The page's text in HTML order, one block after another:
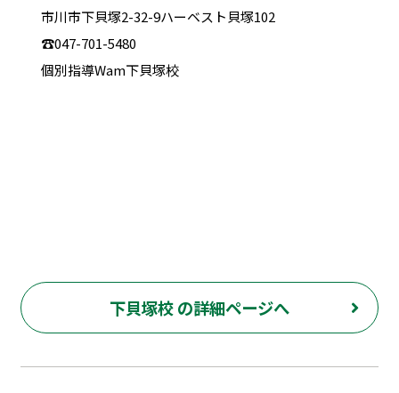
市川市下貝塚2-32-9ハーベスト貝塚102
☎047-701-5480
個別指導Wam下貝塚校
下貝塚校 の詳細ページへ